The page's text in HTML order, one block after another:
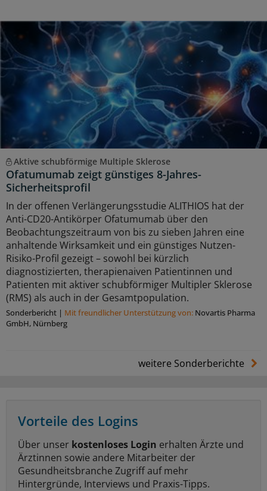
Aktive schubförmige Multiple Sklerose
Ofatumumab zeigt günstiges 8-Jahres-
Sicherheitsprofil
In der offenen Verlängerungsstudie ALITHIOS hat der
Anti-CD20-Antikörper Ofatumumab über den
Beobachtungszeitraum von bis zu sieben Jahren eine
anhaltende Wirksamkeit und ein günstiges Nutzen-
Risiko-Profil gezeigt – sowohl bei kürzlich
diagnostizierten, therapienaiven Patientinnen und
Patienten mit aktiver schubförmiger Multipler Sklerose
(RMS) als auch in der Gesamtpopulation.
Sonderbericht | Mit freundlicher Unterstützung von: Novartis Pharma
GmbH, Nürnberg
weitere Sonderberichte
Vorteile des Logins
Über unser kostenloses Login erhalten Ärzte und
Ärztinnen sowie andere Mitarbeiter der
Gesundheitsbranche Zugriff auf mehr
Hintergründe, Interviews und Praxis-Tipps.